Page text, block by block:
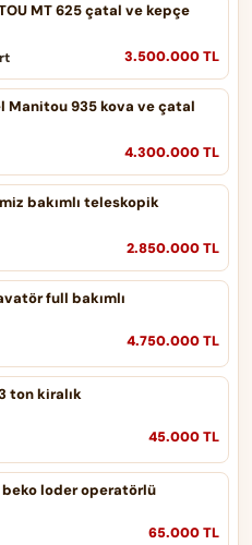
MT 625 çatal ve kepçe
3.500.000 TL
Manitou 935 kova ve çatal
4.300.000 TL
bakımlı teleskopik
2.850.000 TL
full bakımlı
4.750.000 TL
ton kiralık
45.000 TL
beko loder operatörlü
65.000 TL